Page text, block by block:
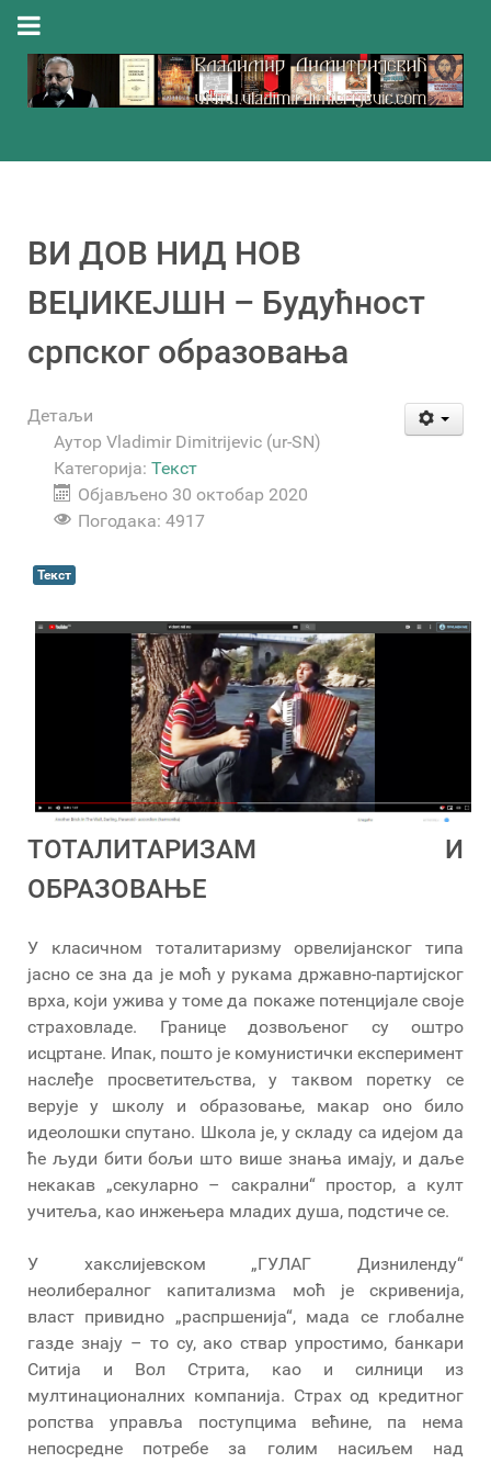
ВИ ДОВ НИД НОВ
ВЕЏИКЕЈШН – Будућност
српског образовања
Детаљи
Аутор Vladimir Dimitrijevic (ur-SN)
Категорија: Текст
Објављено 30 октобар 2020
Погодака: 4917
Текст
ТОТАЛИТАРИЗАМ И
ОБРАЗОВАЊЕ
У класичном тоталитаризму орвелијанског типа
јасно се зна да је моћ у рукама државно-партијског
врха, који ужива у томе да покаже потенцијале своје
страховладе. Границе дозвољеног су оштро
исцртане. Ипак, пошто је комунистички експеримент
наслеђе просветитељства, у таквом поретку се
верује у школу и образовање, макар оно било
идеолошки спутано. Школа је, у складу са идејом да
ће људи бити бољи што више знања имају, и даље
некакав „секуларно – сакрални“ простор, а култ
учитеља, као инжењера младих душа, подстиче се.
У хакслијевском „ГУЛАГ Дизниленду“
неолибералног капитализма моћ је скривенија,
власт привидно „распршенија“, мада се глобалне
газде знају – то су, ако ствар упростимо, банкари
Ситија и Вол Стрита, као и силници из
мултинационалних компанија. Страх од кредитног
ропства управља поступцима већине, па нема
непосредне потребе за голим насиљем над